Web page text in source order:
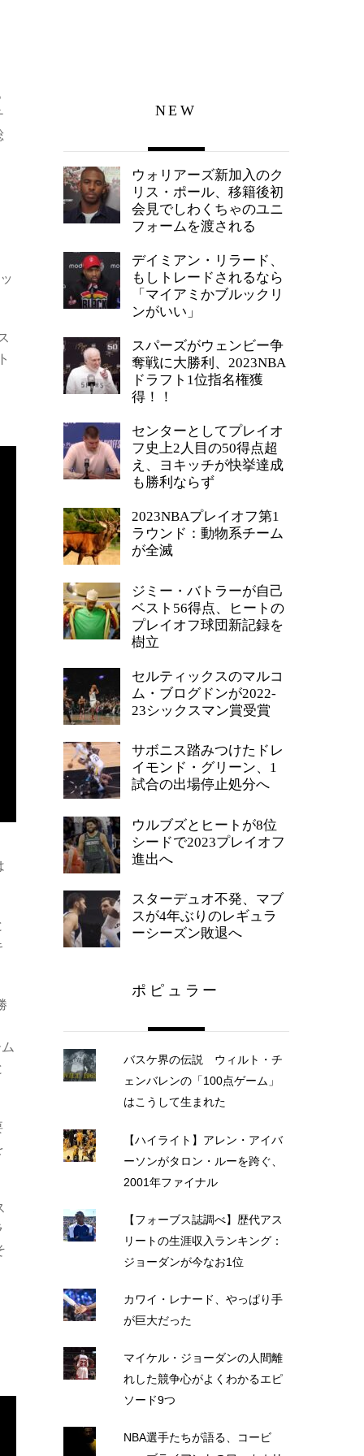
NEW
ウォリアーズ新加入のク
リス・ポール、移籍後初
会見でしわくちゃのユニ
フォームを渡される
デイミアン・リラード、
もしトレードされるなら
「マイアミかブルックリ
ンがいい」
スパーズがウェンビー争
奪戦に大勝利、2023NBA
ドラフト1位指名権獲
得！！
センターとしてプレイオ
フ史上2人目の50得点超
え、ヨキッチが快挙達成
も勝利ならず
2023NBAプレイオフ第1
ラウンド：動物系チーム
が全滅
ジミー・バトラーが自己
ベスト56得点、ヒートの
プレイオフ球団新記録を
樹立
セルティックスのマルコ
ム・ブログドンが2022-
23シックスマン賞受賞
サボニス踏みつけたドレ
イモンド・グリーン、1
試合の出場停止処分へ
ウルブズとヒートが8位
シードで2023プレイオフ
進出へ
スターデュオ不発、マブ
スが4年ぶりのレギュラ
ーシーズン敗退へ
ポピュラー
バスケ界の伝説 ウィルト・チ
ェンバレンの「100点ゲーム」
はこうして生まれた
【ハイライト】アレン・アイバ
ーソンがタロン・ルーを跨ぐ、
2001年ファイナル
【フォーブス誌調べ】歴代アス
リートの生涯収入ランキング：
ジョーダンが今なお1位
カワイ・レナード、やっぱり手
が巨大だった
マイケル・ジョーダンの人間離
れした競争心がよくわかるエピ
ソード9つ
NBA選手たちが語る、コービ